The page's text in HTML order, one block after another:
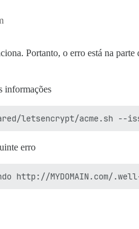
Portanto, o erro está na
informações
erro